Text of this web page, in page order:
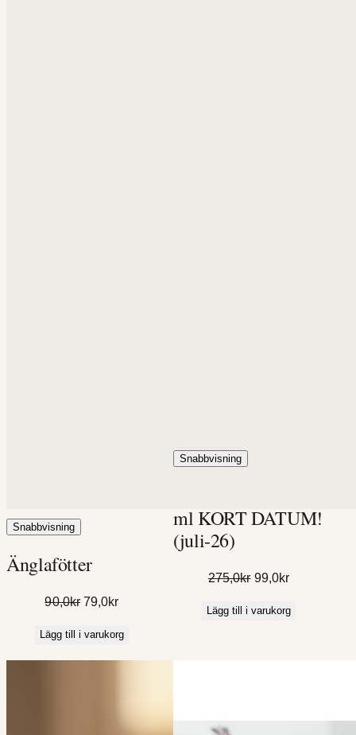
Snabbvisning
Änglafötter
90,0kr Det
79,0krDet
priset
Lägg till i varukorg
Snabbvisning
ml KORT DATUM!
(juli-26)
275,0kr Det
99,0krDet
priset
Lägg till i varukorg